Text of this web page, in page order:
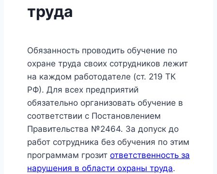
труда
Обязанность проводить обучение по
охране труда своих сотрудников лежит
на каждом работодателе (ст. 219 ТК
РФ). Для всех предприятий
обязательно организовать обучение в
соответствии с Постановлением
Правительства №2464. За допуск до
работ сотрудника без обучения по этим
программам грозит ответственность за
нарушения в области охраны труда.